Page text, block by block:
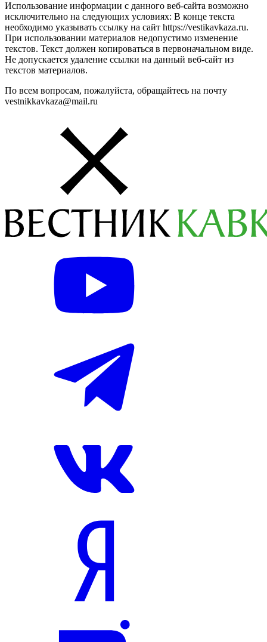
Использование информации с данного веб-сайта возможно
исключительно на следующих условиях: В конце текста
необходимо указывать ссылку на сайт https://vestikavkaza.ru.
При использовании материалов недопустимо изменение
текстов. Текст должен копироваться в первоначальном виде.
Не допускается удаление ссылки на данный веб-сайт из
текстов материалов.
По всем вопросам, пожалуйста, обращайтесь на почту
vestnikkavkaza@mail.ru